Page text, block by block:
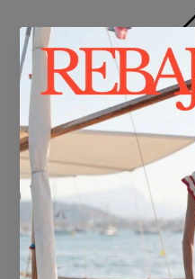
Sappiamo che non vedi l'ora di
abbiamo
Non è quello che cercavi?
GRATIS. E ti